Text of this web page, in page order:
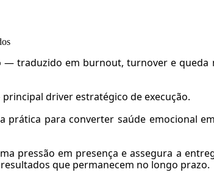
— traduzido em burnout, turnover e
driver estratégico de execução.
para converter saúde emocional
pressão em presença e assegura a
que permanecem no longo prazo.